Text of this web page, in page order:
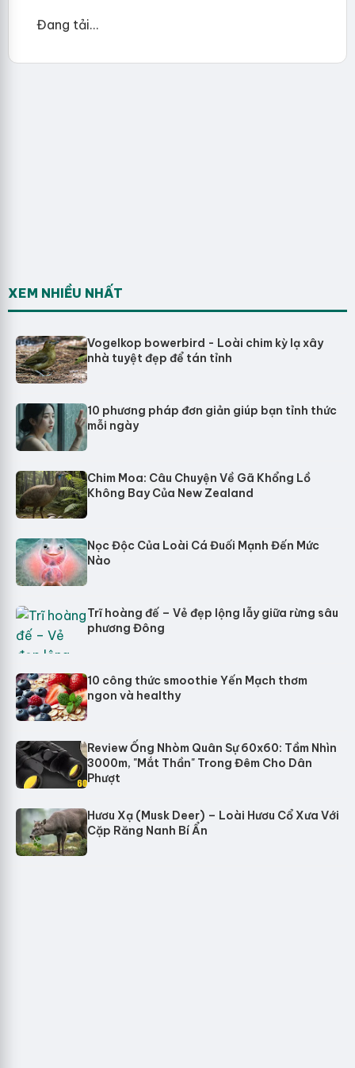
Đang tải...
XEM NHIỀU NHẤT
Vogelkop bowerbird - Loài chim kỳ lạ xây
nhà tuyệt đẹp để tán tỉnh
10 phương pháp đơn giản giúp bạn tỉnh thức
mỗi ngày
Chim Moa: Câu Chuyện Về Gã Khổng Lồ
Không Bay Của New Zealand
Nọc Độc Của Loài Cá Đuối Mạnh Đến Mức
Nào
Trĩ hoàng đế – Vẻ đẹp lộng lẫy giữa rừng sâu
phương Đông
10 công thức smoothie Yến Mạch thơm
ngon và healthy
Review Ống Nhòm Quân Sự 60x60: Tầm Nhìn
3000m, "Mắt Thần" Trong Đêm Cho Dân
Phượt
Hươu Xạ (Musk Deer) – Loài Hươu Cổ Xưa Với
Cặp Răng Nanh Bí Ẩn